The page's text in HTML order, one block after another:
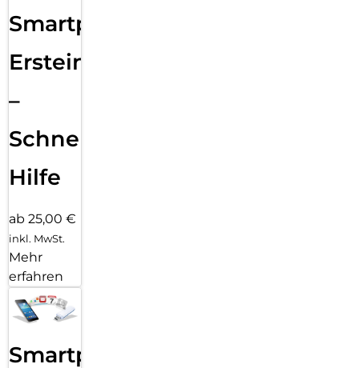
Smartphone
Ersteinrichtung
–
Schnelle
Hilfe
ab 25,00 €
inkl. MwSt.
Mehr
erfahren
Smartphone